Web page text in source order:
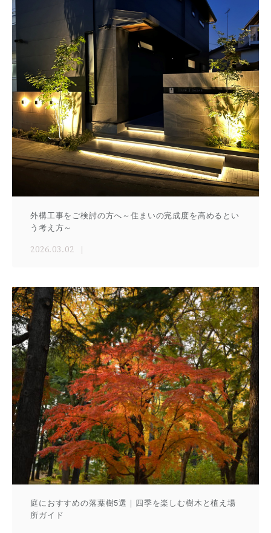
外構工事をご検討の方へ～住まいの完成度を高めるとい
う考え方～
2026.03.02
庭におすすめの落葉樹5選｜四季を楽しむ樹木と植え場
所ガイド